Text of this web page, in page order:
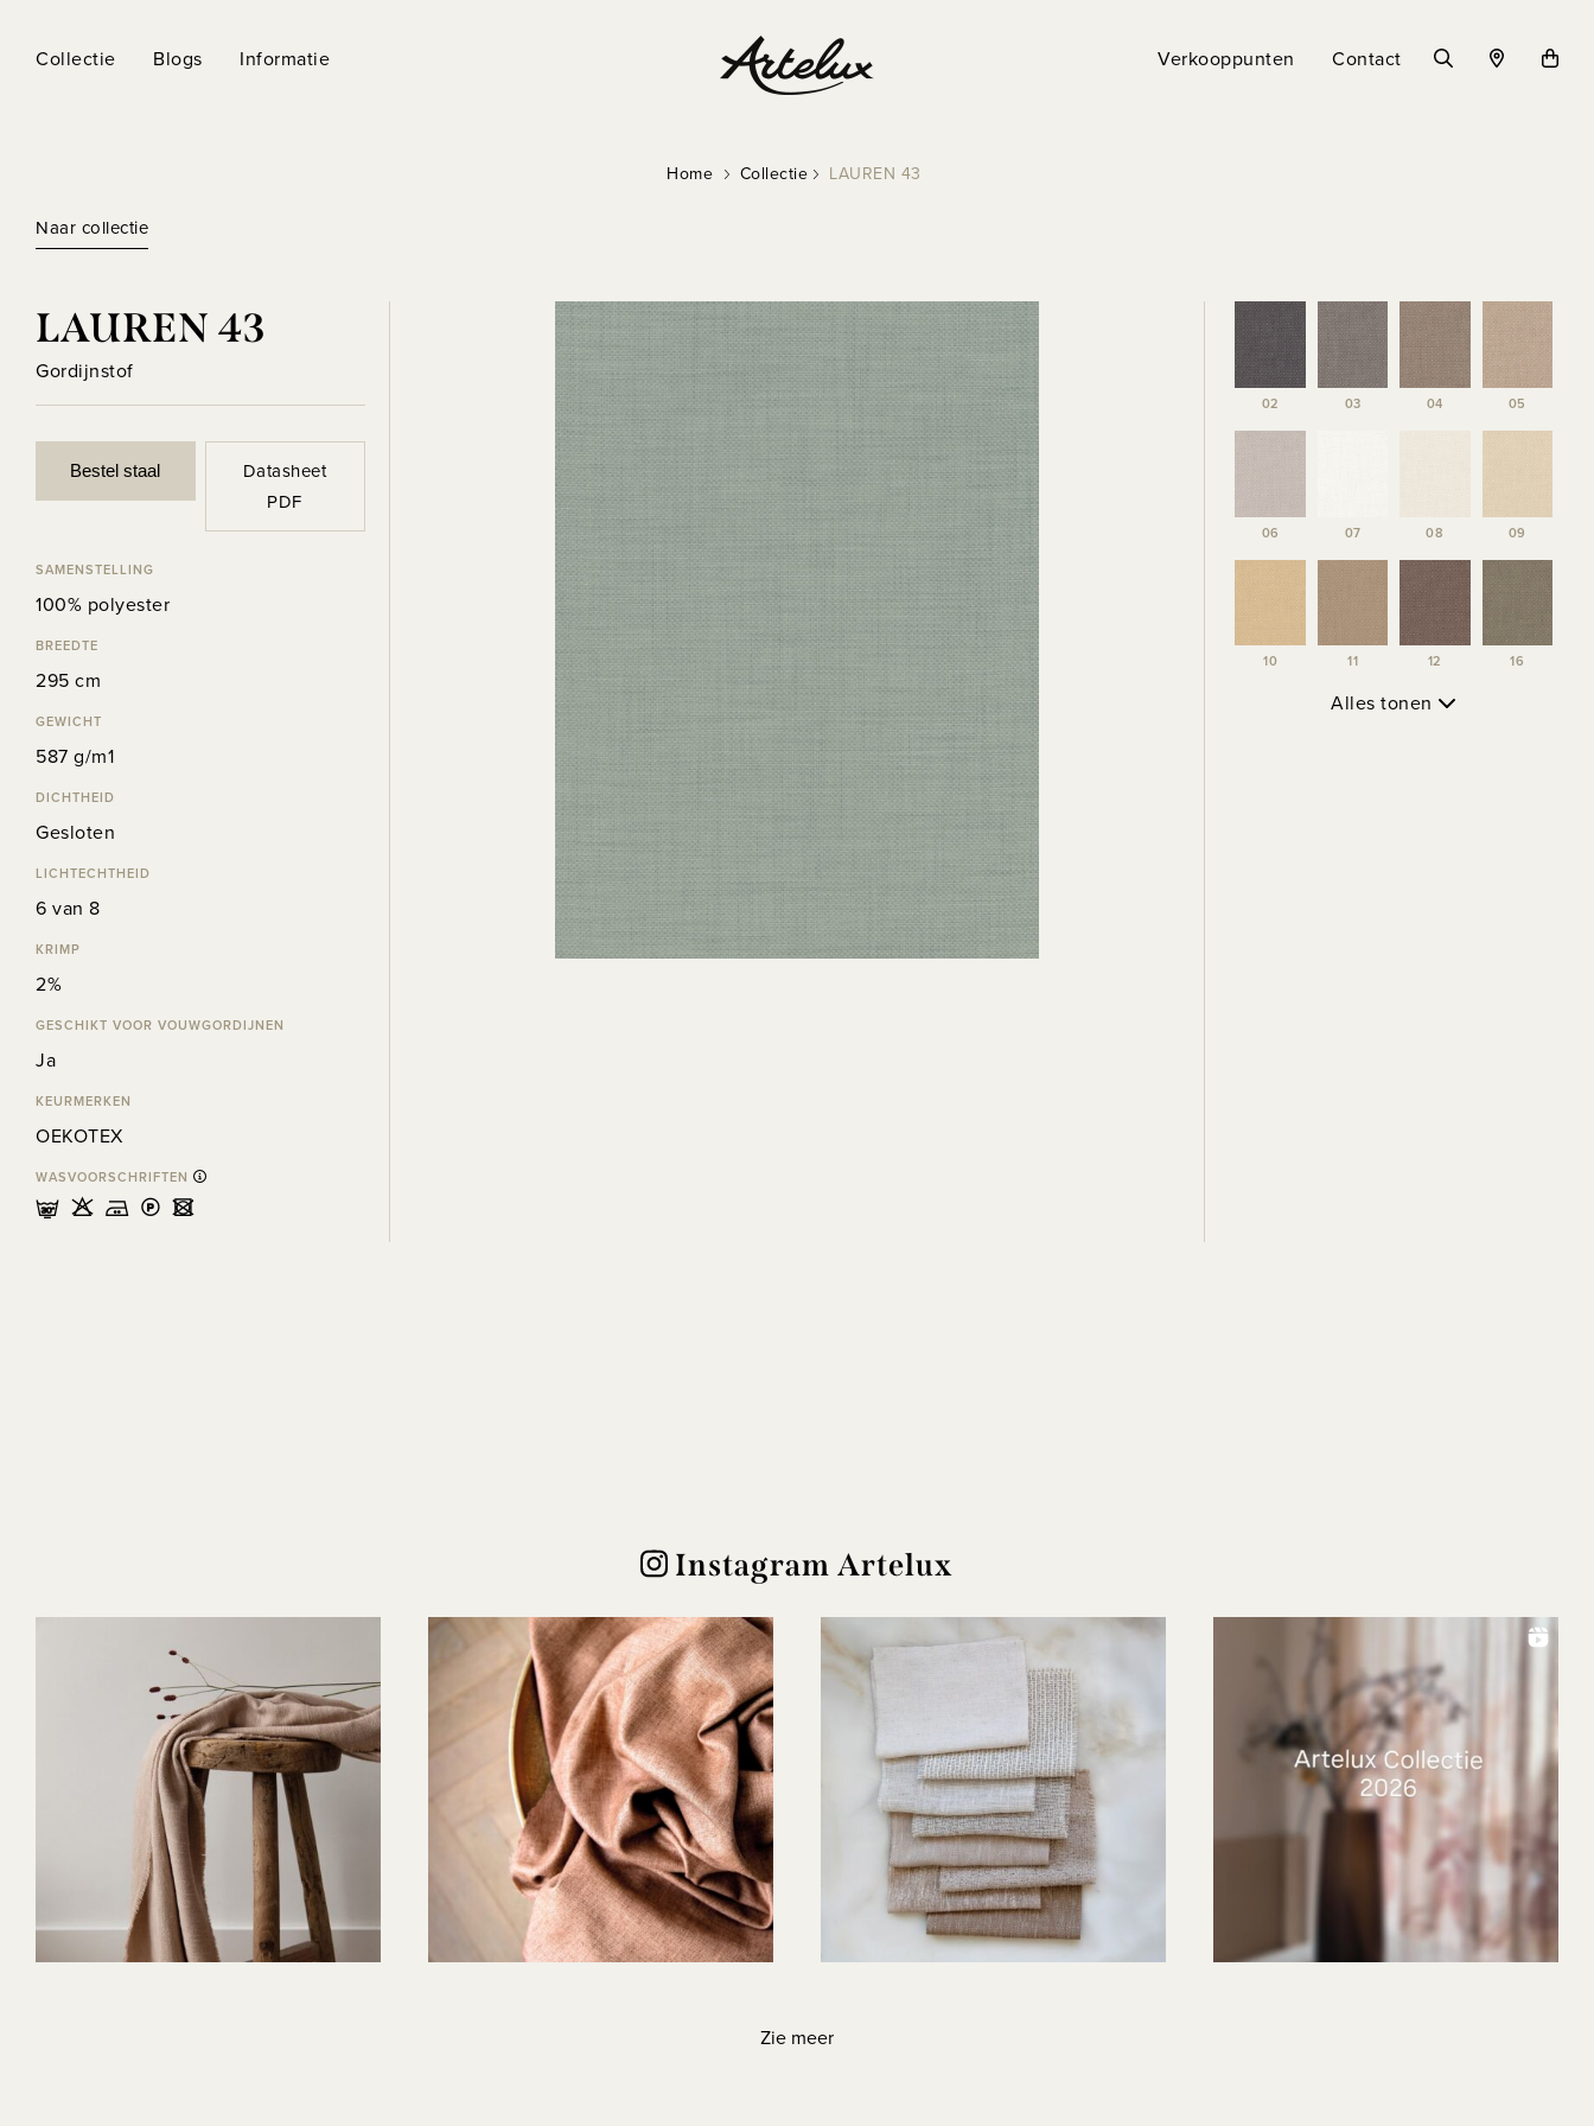
Collectie Blogs Informatie Verkooppunten Contact
Home Collectie LAUREN 43
Naar collectie
LAUREN 43
Gordijnstof
Bestel staal
Datasheet
PDF
SAMENSTELLING
100% polyester
BREEDTE
295 cm
GEWICHT
587 g/m1
DICHTHEID
Gesloten
LICHTECHTHEID
6 van 8
KRIMP
2%
GESCHIKT VOOR VOUWGORDIJNEN
Ja
KEURMERKEN
OEKOTEX
WASVOORSCHRIFTEN
mHELU
02 03 04 05
06 07 08 09
10 11 12 16
Alles tonen
Instagram Artelux
Zie meer